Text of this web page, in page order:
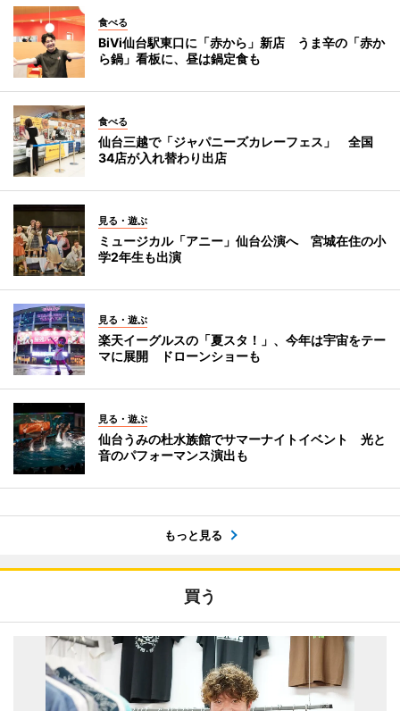
食べる
BiVi仙台駅東口に「赤から」新店 うま辛の「赤か
ら鍋」看板に、昼は鍋定食も
食べる
仙台三越で「ジャパニーズカレーフェス」 全国
34店が入れ替わり出店
見る・遊ぶ
ミュージカル「アニー」仙台公演へ 宮城在住の小
学2年生も出演
見る・遊ぶ
楽天イーグルスの「夏スタ！」、今年は宇宙をテー
マに展開 ドローンショーも
見る・遊ぶ
仙台うみの杜水族館でサマーナイトイベント 光と
音のパフォーマンス演出も
もっと見る
買う